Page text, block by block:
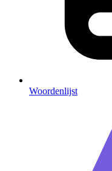
Woordenlijst